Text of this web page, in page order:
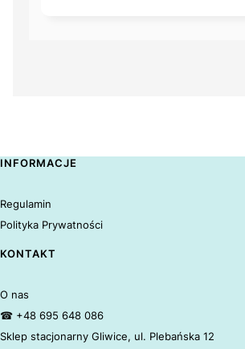
Linki w stopce
INFORMACJE
Regulamin
Polityka Prywatności
KONTAKT
O nas
☎ +48 695 648 086
Sklep stacjonarny Gliwice, ul. Plebańska 12